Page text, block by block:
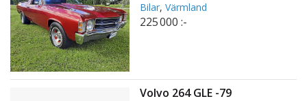
Bilar,Värmland
225 000 :-
Volvo 264 GLE -79